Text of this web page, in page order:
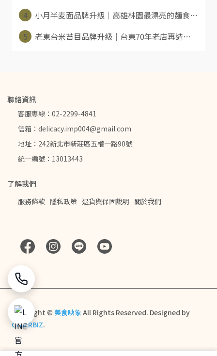
4
小月半麦面品牌升級｜高雄林園最漂亮的麵食⋯
5
老東台米苔目品牌升級｜台東70年老店再造⋯
聯絡資訊
客服專線：02-2299-4841
信箱：delicacy.imp004@gmail.com
地址：242新北市新莊區五權一路90號
統一編號：13013443
了解我們
服務條款 隱私政策 退貨與保固說明 關於我們
Copyright © 美食映象All Rights Reserved. Designed by
CYBERBIZ.